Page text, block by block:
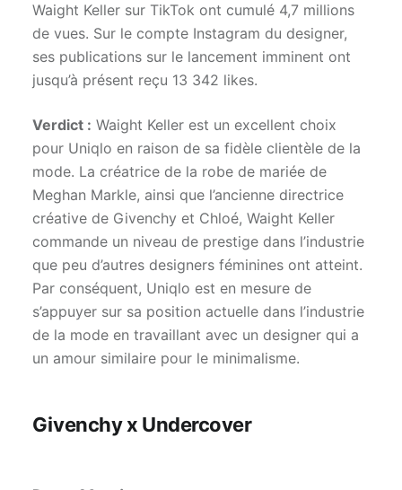
Waight Keller sur TikTok ont cumulé 4,7 millions
de vues. Sur le compte Instagram du designer,
ses publications sur le lancement imminent ont
jusqu’à présent reçu 13 342 likes.
Verdict : Waight Keller est un excellent choix
pour Uniqlo en raison de sa fidèle clientèle de la
mode. La créatrice de la robe de mariée de
Meghan Markle, ainsi que l’ancienne directrice
créative de Givenchy et Chloé, Waight Keller
commande un niveau de prestige dans l’industrie
que peu d’autres designers féminines ont atteint.
Par conséquent, Uniqlo est en mesure de
s’appuyer sur sa position actuelle dans l’industrie
de la mode en travaillant avec un designer qui a
un amour similaire pour le minimalisme.
Givenchy x Undercover